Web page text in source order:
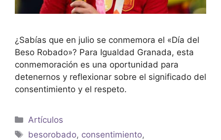
¿Sabías que en julio se conmemora el «Día del
Beso Robado»? Para Igualdad Granada, esta
conmemoración es una oportunidad para
detenernos y reflexionar sobre el significado del
consentimiento y el respeto.
Artículos
besorobado, consentimiento,